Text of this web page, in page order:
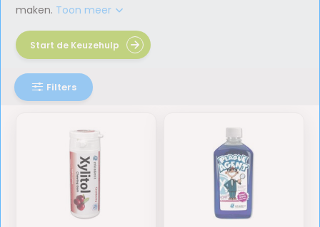
maken. Toon meer
Filters
Start de Keuzehulp